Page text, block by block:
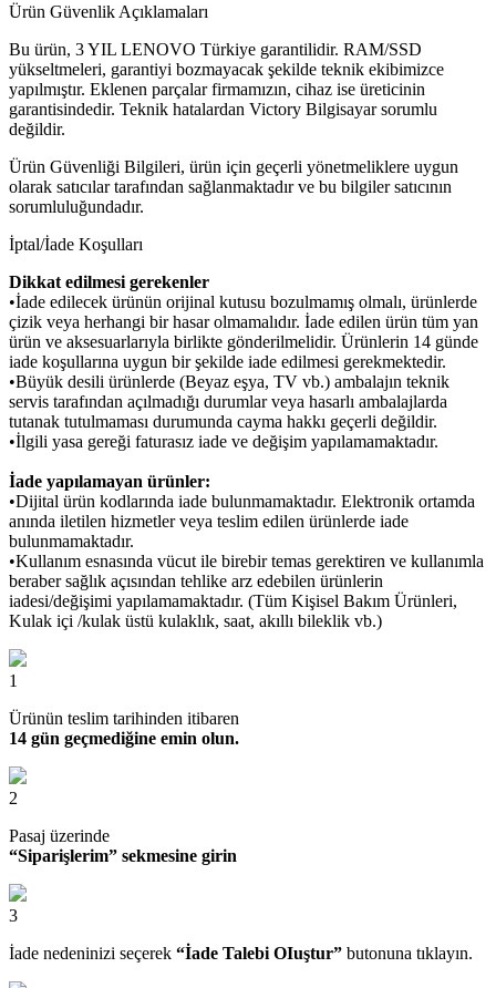
Ürün Güvenlik Açıklamaları
Bu ürün, 3 YIL LENOVO Türkiye garantilidir. RAM/SSD
yükseltmeleri, garantiyi bozmayacak şekilde teknik ekibimizce
yapılmıştır. Eklenen parçalar firmamızın, cihaz ise üreticinin
garantisindedir. Teknik hatalardan Victory Bilgisayar sorumlu
değildir.
Ürün Güvenliği Bilgileri, ürün için geçerli yönetmeliklere uygun
olarak satıcılar tarafından sağlanmaktadır ve bu bilgiler satıcının
sorumluluğundadır.
İptal/İade Koşulları
Dikkat edilmesi gerekenler
•İade edilecek ürünün orijinal kutusu bozulmamış olmalı, ürünlerde
çizik veya herhangi bir hasar olmamalıdır. İade edilen ürün tüm yan
ürün ve aksesuarlarıyla birlikte gönderilmelidir. Ürünlerin 14 günde
iade koşullarına uygun bir şekilde iade edilmesi gerekmektedir.
•Büyük desili ürünlerde (Beyaz eşya, TV vb.) ambalajın teknik
servis tarafından açılmadığı durumlar veya hasarlı ambalajlarda
tutanak tutulmaması durumunda cayma hakkı geçerli değildir.
•İlgili yasa gereği faturasız iade ve değişim yapılamamaktadır.
İade yapılamayan ürünler:
•Dijital ürün kodlarında iade bulunmamaktadır. Elektronik ortamda
anında iletilen hizmetler veya teslim edilen ürünlerde iade
bulunmamaktadır.
•Kullanım esnasında vücut ile birebir temas gerektiren ve kullanımla
beraber sağlık açısından tehlike arz edebilen ürünlerin
iadesi/değişimi yapılamamaktadır. (Tüm Kişisel Bakım Ürünleri,
Kulak içi /kulak üstü kulaklık, saat, akıllı bileklik vb.)
1
Ürünün teslim tarihinden itibaren
14 gün geçmediğine emin olun.
2
Pasaj üzerinde
“Siparişlerim” sekmesine girin
3
İade nedeninizi seçerek “İade Talebi OIuştur” butonuna tıklayın.